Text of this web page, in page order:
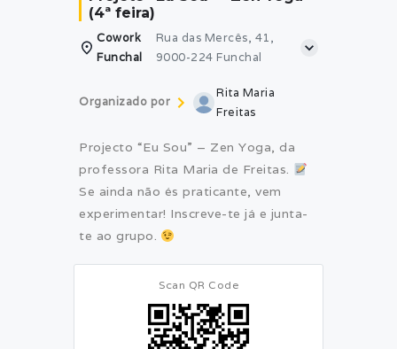
(4ª feira)
Cowork
Funchal
Rua das Mercês, 41,
9000-224 Funchal
Organizado por
Rita Maria
Freitas
Projecto “Eu Sou” – Zen Yoga, da
professora Rita Maria de Freitas.
Se ainda não és praticante, vem
experimentar! Inscreve-te já e junta-
te ao grupo.
Scan QR Code